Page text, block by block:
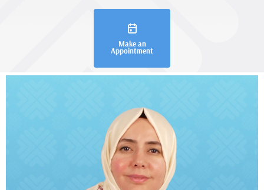
Make an
Appointment